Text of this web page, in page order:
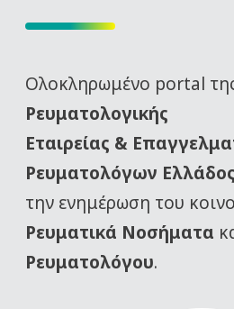
Oλοκληρωμένο portal
Ρευματολογικής
Εταιρείας &
Ρευματολόγων
την ενημέρωση του
Ρευματικά Νοσήματα
Ρευματολόγου.